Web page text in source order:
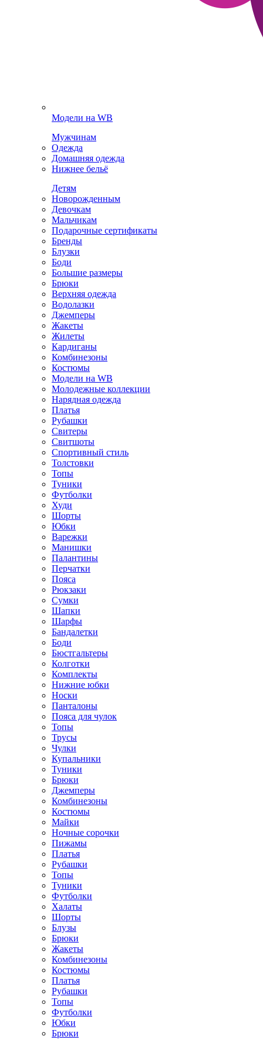
Модели на WB
Мужчинам
Одежда
Домашняя одежда
Нижнее бельё
Детям
Новорожденным
Девочкам
Мальчикам
Подарочные сертификаты
Бренды
Блузки
Боди
Большие размеры
Брюки
Верхняя одежда
Водолазки
Джемперы
Жакеты
Жилеты
Кардиганы
Комбинезоны
Костюмы
Модели на WB
Молодежные коллекции
Нарядная одежда
Платья
Рубашки
Свитеры
Свитшоты
Спортивный стиль
Толстовки
Топы
Туники
Футболки
Худи
Шорты
Юбки
Варежки
Манишки
Палантины
Перчатки
Пояса
Рюкзаки
Сумки
Шапки
Шарфы
Бандалетки
Боди
Бюстгальтеры
Колготки
Комплекты
Нижние юбки
Носки
Панталоны
Поясa для чулок
Топы
Трусы
Чулки
Купальники
Туники
Брюки
Джемперы
Комбинезоны
Костюмы
Майки
Ночные сорочки
Пижамы
Платья
Рубашки
Топы
Туники
Футболки
Халаты
Шорты
Блузы
Брюки
Жакеты
Комбинезоны
Костюмы
Платья
Рубашки
Топы
Футболки
Юбки
Брюки